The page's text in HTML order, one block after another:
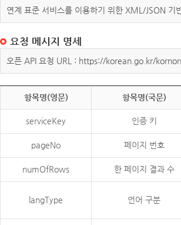
연계 표준 서비스를 이용하기 위한 XML/JSON 기
요청 메시지 명세
오픈 API 요청 URL : https://korean.go.kr/
항목명(영문) 항목명(국문)
serviceKey 인증 키
pageNo 페이지 번호
numOfRows 한 페이지 결과 수
langType 언어 구분